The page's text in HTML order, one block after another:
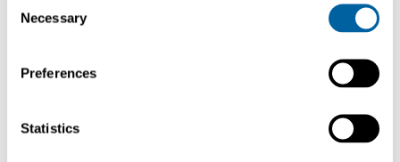
Selection
Necessary
Preferences
Statistics